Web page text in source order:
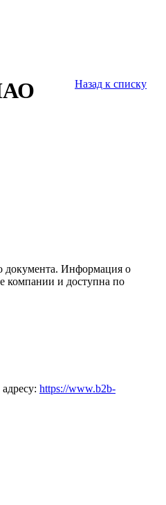
Назад к списку
документа. Информация о
компании и доступна по
https://www.b2b-